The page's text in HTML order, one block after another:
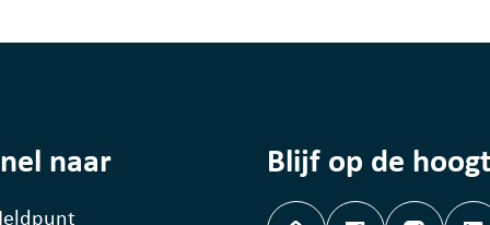
naar Blijf op de